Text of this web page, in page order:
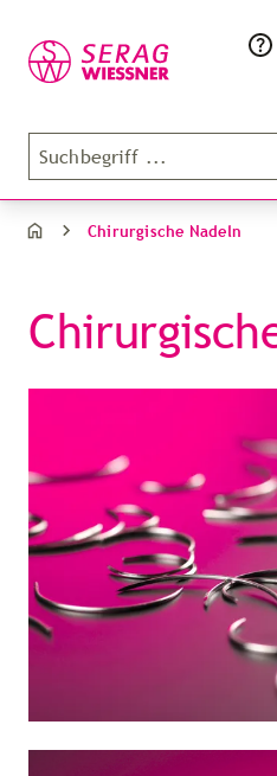
Chirurgische Nadeln